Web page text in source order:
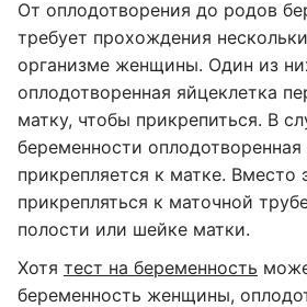
От оплодотворения до родов
требует прохождения
организме женщины. Один из
оплодотворенная яйцеклетка
матку, чтобы прикрепиться. В
беременности оплодотворенная
прикрепляется к матке. Вместо
прикрепляться к маточной
полости или шейке матки.
Хотя тест на беременность
беременность женщины,